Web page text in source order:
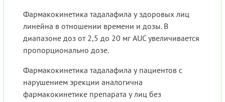
Фармакокинетика тадалафила у здоровых лиц
линейна в отношении времени и дозы. В
диапазоне доз от 2,5 до 20 мг AUC увеличивается
пропорционально дозе.
Фармакокинетика тадалафила у пациентов с
нарушением эрекции аналогична
фармакокинетике препарата у лиц без